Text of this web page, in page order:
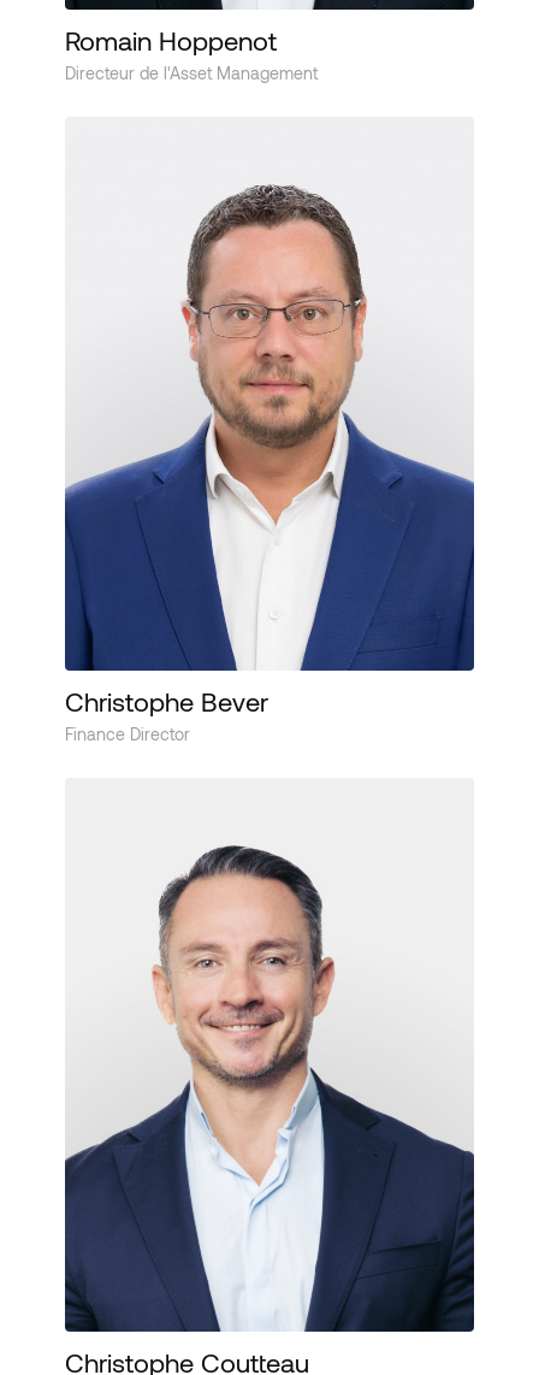
Romain Hoppenot
Directeur de l'Asset Management
Christophe Bever
Finance Director
Christophe Coutteau